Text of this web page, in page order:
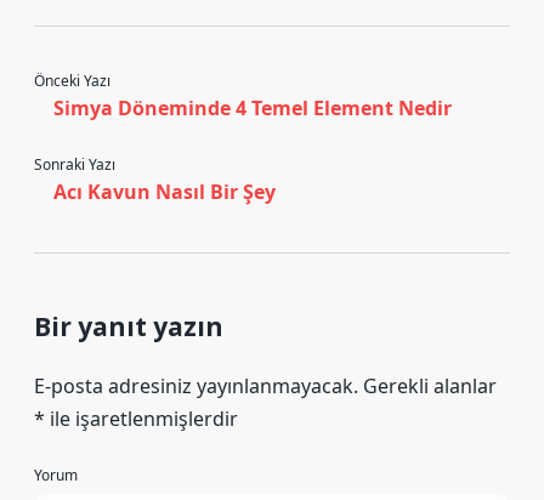
Önceki Yazı
Simya Döneminde 4 Temel Element Nedir
Sonraki Yazı
Acı Kavun Nasıl Bir Şey
Bir yanıt yazın
E-posta adresiniz yayınlanmayacak. Gerekli alanlar
* ile işaretlenmişlerdir
Yorum